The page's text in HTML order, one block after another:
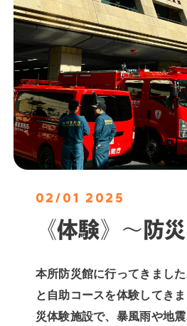
02/01 2025
《体験》〜防
本所防災館に行ってきまし
と自助コースを体験してき
災体験施設で、暴風雨や地